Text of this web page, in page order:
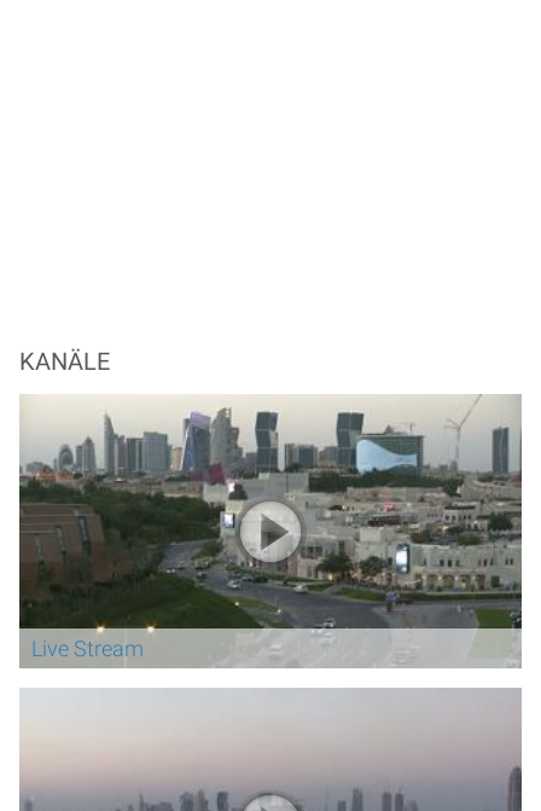
KANÄLE
Live Stream